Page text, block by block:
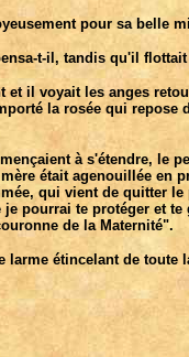
pour sa belle
t-il, tandis qu'il
et il voyait les anges
la rosée qui
à s'étendre, le
était agenouillée
qui vient de quitter
pourrai te protéger et
de la Maternité".
larme étincelant de